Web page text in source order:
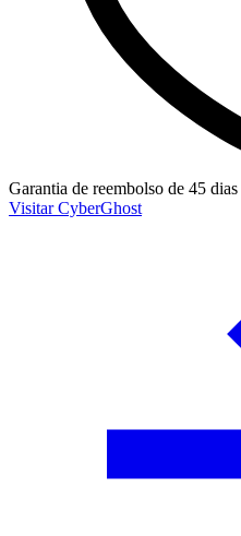
Garantia de reembolso de 45 dias
Visitar CyberGhost